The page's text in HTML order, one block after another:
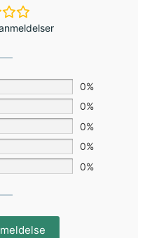
0%
0%
0%
0%
0%